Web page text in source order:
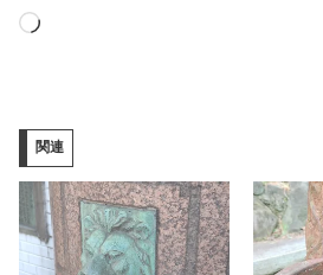
読
み
中…
関連